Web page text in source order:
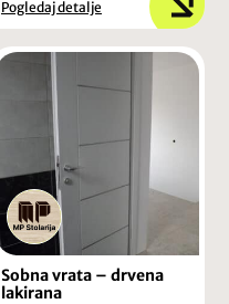
Pogledaj detalje
Sobna vrata – drvena
lakirana